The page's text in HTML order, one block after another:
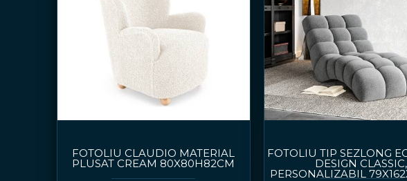
FOTOLIU CLAUDIO MATERIAL
PLUSAT CREAM 80X80H82CM
FOTOLIU TIP SEZLONG
DESIGN CLASSIC,
PERSONALIZABIL